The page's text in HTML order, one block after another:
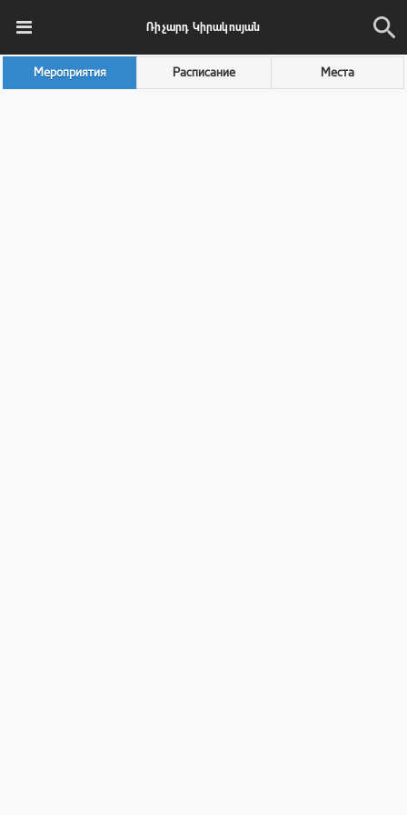
Ռիչարդ Կիրակոսյան
Мероприятия Расписание Места